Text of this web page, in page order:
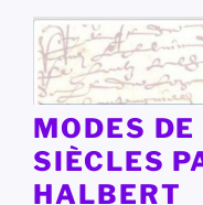
contenu
principal
MODES
SIÈCLES
HALBERT